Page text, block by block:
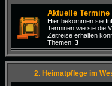
Aktuelle
Hier bekommen sie
Terminen,wie sie die
Zeitreise erhalten
Themen: 3
2. Heimatpflege im